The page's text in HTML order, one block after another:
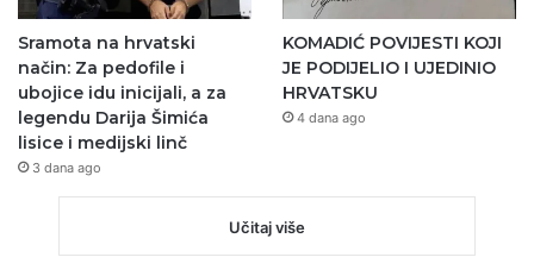
Sramota na hrvatski
način: Za pedofile i
ubojice idu inicijali, a za
legendu Darija Šimića
lisice i medijski linč
3 dana ago
KOMADIĆ POVIJESTI KOJI
JE PODIJELIO I UJEDINIO
HRVATSKU
4 dana ago
Učitaj više